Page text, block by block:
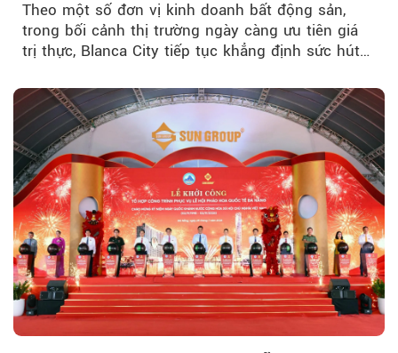
Theo một số đơn vị kinh doanh bất động sản,
trong bối cảnh thị trường ngày càng ưu tiên giá
trị thực, Blanca City tiếp tục khẳng định sức hút